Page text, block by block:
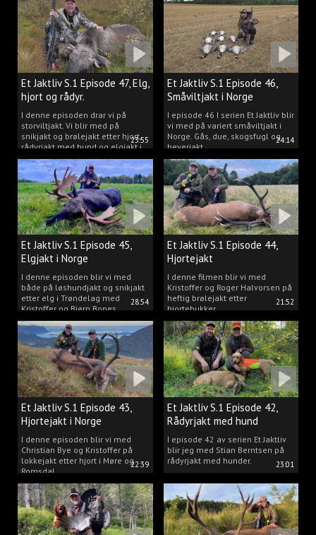
23:55
Et Jaktliv S.1 Episode 47, Elg,
hjort og rådyr.
I denne episoden drar vi på
storviltjakt. Vi blir med på
snikjakt og brølejakt etter hjort,
rådyrjakt med hund og elgjakt i
Trøndelag.
24:14
Et Jaktliv S.1 Episode 46,
Småviltjakt i Norge
I episode 46 I serien Et Jaktliv blir
vi med på variert småviltjakt i
Norge. Gås, due, skogsfugl og
beverjakt.
28:54
Et Jaktliv S.1 Episode 45,
Elgjakt i Norge
I denne episoden blir vi med
både på løshundjakt og snikjakt
etter elg i Trøndelag med
Kristoffer og Bjørn Bones
21:52
Et Jaktliv S.1 Episode 44,
Hjortejakt
I denne filmen blir vi med
Kristoffer og Roger Halvorsen på
heftig brølejakt etter
hjortebukker.
22:39
Et Jaktliv S.1 Episode 43,
Hjortejakt i Norge
I denne episoden blir vi med
Christian Bye og Kristoffer på
lokkejakt etter hjort i Møre og
Romsdal.
23:01
Et Jaktliv S.1 Episode 42,
Rådyrjakt med hund
I episode 42 av serien Et Jaktliv
blir jeg med Stian Berntsen på
rådyrjakt med hunder.